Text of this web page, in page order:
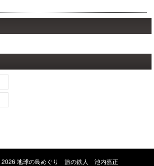
2026 地球の島めぐり 旅の鉄人 池内嘉正